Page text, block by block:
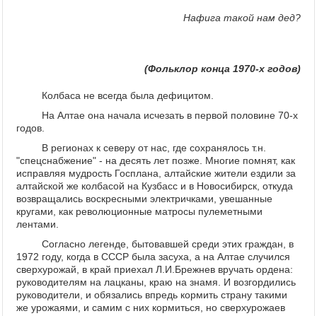
Нафига такой нам дед?
(Фольклор конца 1970-х годов)
Колбаса не всегда была дефицитом.
На Алтае она начала исчезать в первой половине 70-х
годов.
В регионах к северу от нас, где сохранялось т.н.
"спецснабжение" - на десять лет позже. Многие помнят, как
исправляя мудрость Госплана, алтайские жители ездили за
алтайской же колбасой на Кузбасс и в Новосибирск, откуда
возвращались воскресными электричками, увешанные
кругами, как революционные матросы пулеметными
лентами.
Согласно легенде, бытовавшей среди этих граждан, в
1972 году, когда в СССР была засуха, а на Алтае случился
сверхурожай, в край приехал Л.И.Брежнев вручать ордена:
руководителям на лацканы, краю на знамя. И возгордились
руководители, и обязались впредь кормить страну такими
же урожаями, и самим с них кормиться, но сверхурожаев